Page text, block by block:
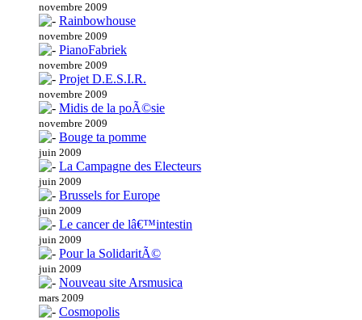
novembre 2009
Rainbowhouse
novembre 2009
PianoFabriek
novembre 2009
Projet D.E.S.I.R.
novembre 2009
Midis de la poÃ©sie
novembre 2009
Bouge ta pomme
juin 2009
La Campagne des Electeurs
juin 2009
Brussels for Europe
juin 2009
Le cancer de lâ€™intestin
juin 2009
Pour la SolidaritÃ©
juin 2009
Nouveau site Arsmusica
mars 2009
Cosmopolis